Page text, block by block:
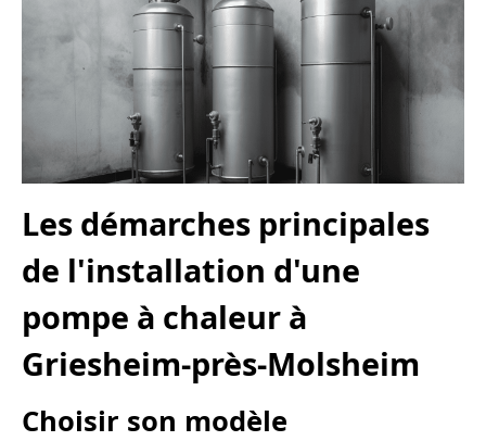
Les démarches principales
de l'installation d'une
pompe à chaleur à
Griesheim-près-Molsheim
Choisir son modèle